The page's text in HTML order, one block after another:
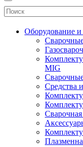
Оборудование и
MIG
Средства